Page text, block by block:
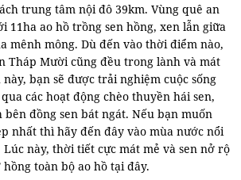
trung tâm nội đô 39km. Vùng quê an
11ha ao hồ trồng sen hồng, xen lẫn giữa
mênh mông. Dù đến vào thời điểm nào,
Tháp Mười cũng đều trong lành và mát
bạn sẽ được trải nghiệm cuộc sống
các hoạt động chèo thuyền hái sen,
đồng sen bát ngát. Nếu bạn muốn
nhất thì hãy đến đây vào mùa nước nổi
Lúc này, thời tiết cực mát mẻ và sen nở rộ
toàn bộ ao hồ tại đây.